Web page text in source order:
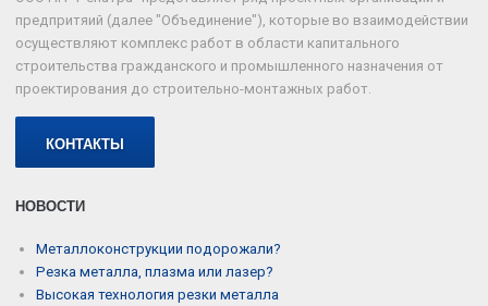
предпритяий (далее "Объединение"), которые во взаимодействии
осуществляют комплекс работ в области капитального
строительства гражданского и промышленного назначения от
проектирования до строительно-монтажных работ.
КОНТАКТЫ
НОВОСТИ
Металлоконструкции подорожали?
Резка металла, плазма или лазер?
Высокая технология резки металла